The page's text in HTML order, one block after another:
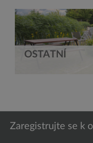
OSTATNÍ
Zaregistrujte se k